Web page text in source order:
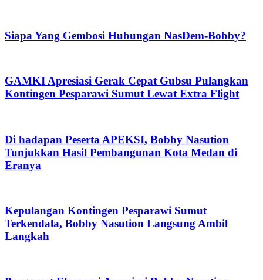
Siapa Yang Gembosi Hubungan NasDem-Bobby?
GAMKI Apresiasi Gerak Cepat Gubsu Pulangkan
Kontingen Pesparawi Sumut Lewat Extra Flight
Di hadapan Peserta APEKSI, Bobby Nasution
Tunjukkan Hasil Pembangunan Kota Medan di
Eranya
Kepulangan Kontingen Pesparawi Sumut
Terkendala, Bobby Nasution Langsung Ambil
Langkah